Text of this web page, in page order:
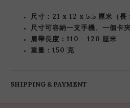
尺寸：21 x 12 x 5.5 厘米（長
尺寸可容納一支手機、一個卡
肩帶長度：110 - 120 厘米
重量：150 克
SHIPPING & PAYMENT